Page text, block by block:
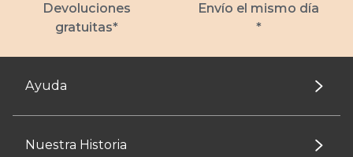
Devoluciones
gratuitas*
Envío el mismo día
*
Ayuda
Nuestra Historia